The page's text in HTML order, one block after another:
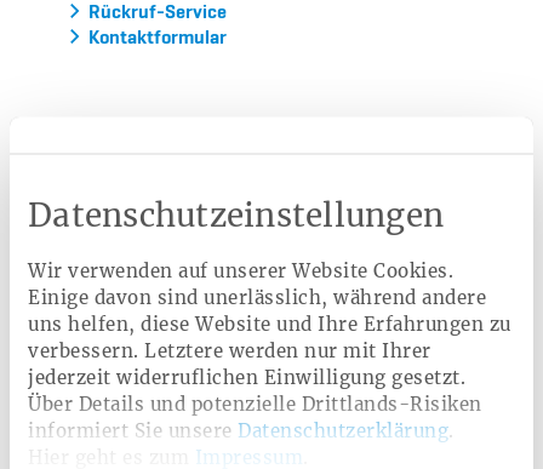
Datenschutzeinstellungen
Wir verwenden auf unserer Website Cookies.
Einige davon sind unerlässlich, während andere
uns helfen, diese Website und Ihre Erfahrungen zu
verbessern. Letztere werden nur mit Ihrer
jederzeit widerruflichen Einwilligung gesetzt.
Über Details und potenzielle Drittlands-Risiken
informiert Sie unsere Datenschutzerklärung.
Impressum
Rückruf-Service
Kontaktformular
Brustkrebsvorsorge Hautkrebsvorsorge
Prostatakrebsvorsorge Darmkrebsvorsorge
Gebärmutterhalskrebsvorsorge
Verwandte Leistungen